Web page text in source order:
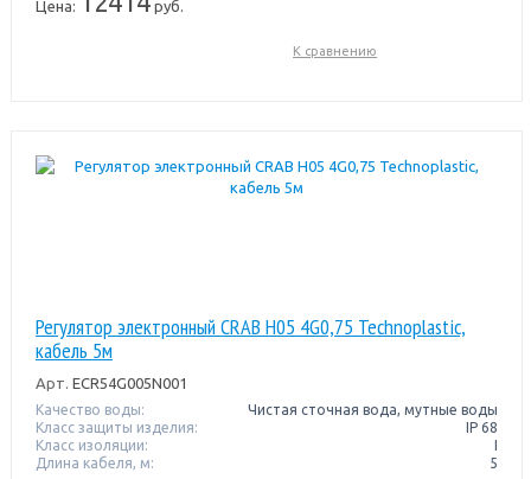
Цена: руб.
К сравнению
Регулятор электронный CRAB H05 4G0,75 Technoplastic,
кабель 5м
Арт. ECR54G005N001
Качество воды:
Чистая сточная вода, мутные воды
Класс защиты изделия:
IP 68
Класс изоляции:
I
Длина кабеля, м:
5